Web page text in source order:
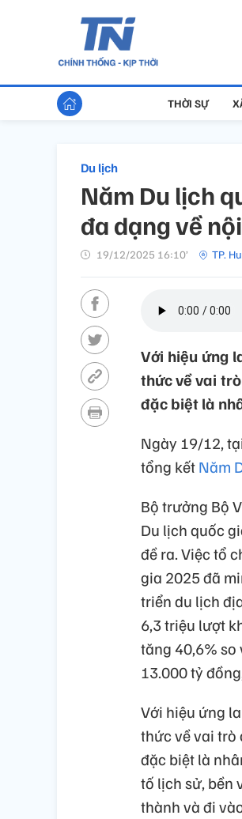
THỜI SỰ
Du lịch
Năm Du lịch
đa dạng về
19/12/2025 16:10’ TP.
Với hiệu ứng
thức về vai
đặc biệt là
Ngày 19/12,
tổng kếtNăm
Bộ trưởng Bộ
Du lịch quốc
đề ra. Việc tổ
gia 2025 đã
triển du lịch
6,3 triệu lượt
tăng 40,6%
13.000 tỷ
Với hiệu ứng
thức về vai trò
đặc biệt là
tố lịch sử, bền
thành và đi